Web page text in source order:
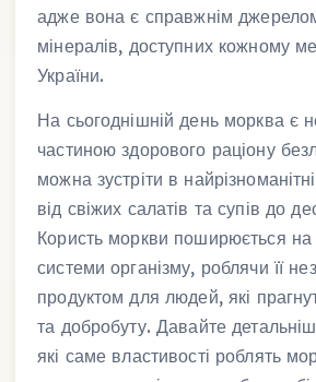
адже вона є справжнім джерелом
мінералів, доступних кожному
України.
На сьогоднішній день морква є
частиною здорового раціону
можна зустріти в
від свіжих салатів та супів до
Користь моркви поширюється на
системи організму, роблячи її
продуктом для людей, які
та добробуту. Давайте
які саме властивості роблять